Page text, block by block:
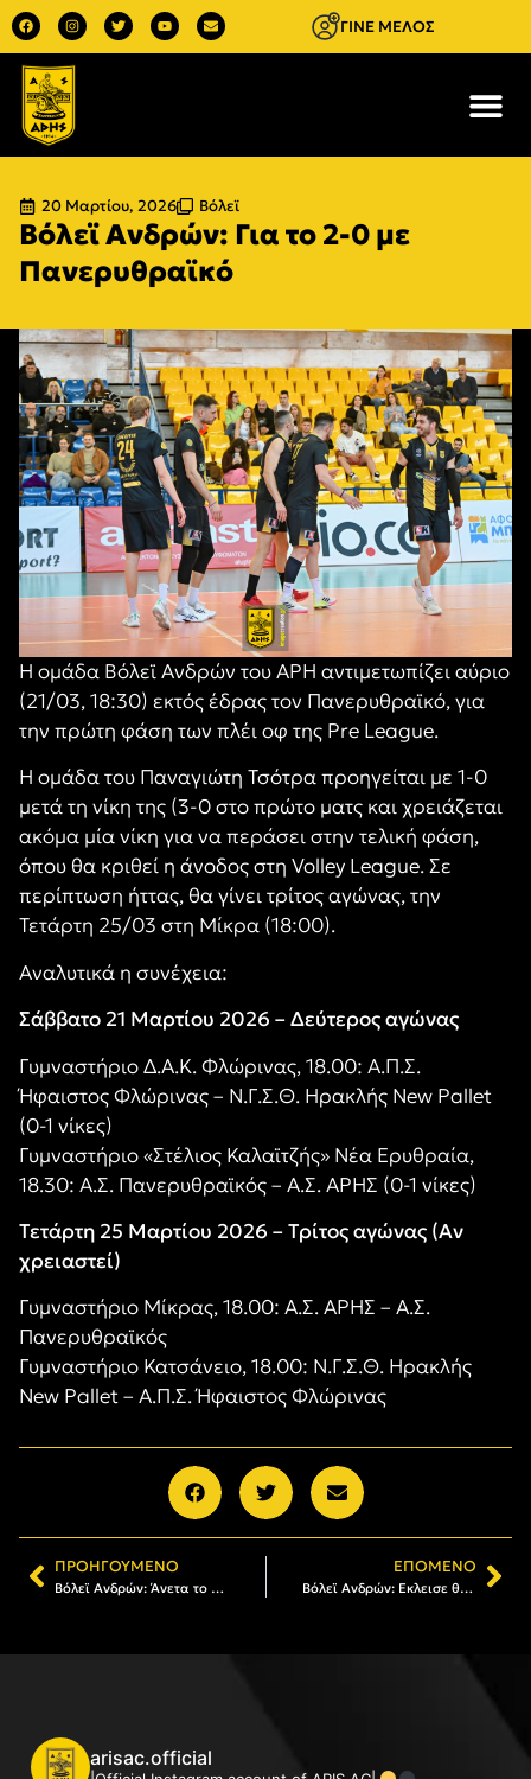
ΓΙΝΕ ΜΕΛΟΣ
20 Μαρτίου, 2026 Βόλεϊ
Βόλεϊ Ανδρών: Για το 2-0 με
Πανερυθραϊκό
Η ομάδα Βόλεϊ Ανδρών του ΑΡΗ αντιμετωπίζει αύριο
(21/03, 18:30) εκτός έδρας τον Πανερυθραϊκό, για
την πρώτη φάση των πλέι οφ της Pre League.
Η ομάδα του Παναγιώτη Τσότρα προηγείται με 1-0
μετά τη νίκη της (3-0 στο πρώτο ματς και χρειάζεται
ακόμα μία νίκη για να περάσει στην τελική φάση,
όπου θα κριθεί η άνοδος στη Volley League. Σε
περίπτωση ήττας, θα γίνει τρίτος αγώνας, την
Τετάρτη 25/03 στη Μίκρα (18:00).
Αναλυτικά η συνέχεια:
Σάββατο 21 Μαρτίου 2026 – Δεύτερος αγώνας
Γυμναστήριο Δ.Α.Κ. Φλώρινας, 18.00: Α.Π.Σ.
Ήφαιστος Φλώρινας – Ν.Γ.Σ.Θ. Ηρακλής New Pallet
(0-1 νίκες)
Γυμναστήριο «Στέλιος Καλαϊτζής» Νέα Ερυθραία,
18.30: Α.Σ. Πανερυθραϊκός – Α.Σ. ΑΡΗΣ (0-1 νίκες)
Τετάρτη 25 Μαρτίου 2026 – Τρίτος αγώνας (Αν
χρειαστεί)
Γυμναστήριο Μίκρας, 18.00: Α.Σ. ΑΡΗΣ – Α.Σ.
Πανερυθραϊκός
Γυμναστήριο Κατσάνειο, 18.00: Ν.Γ.Σ.Θ. Ηρακλής
New Pallet – Α.Π.Σ. Ήφαιστος Φλώρινας
ΠΡΟΗΓΟΎΜΕΝΟ
Βόλεϊ Ανδρών: Άνετα το 1-0 ο ΑΡΗΣ με Πανερυθραϊκό (3-0)
ΕΠΌΜΕΝΟ
Bόλεϊ Ανδρών: Εκλεισε θέση στους τελικούς, έκανε το 2-0 με Πανερυθραϊκό!
arisac.official